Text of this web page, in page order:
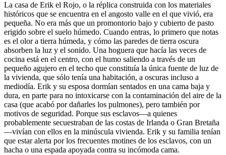
La casa de Erik el Rojo, o la réplica construida con los materiales
históricos que se encuentra en el angosto valle en el que vivió, era
pequeña. No era más que un promontorio bajo y cubierto de pasto
erigido sobre el suelo húmedo. Cuando entras, lo primero que notas
es el olor a tierra húmeda, y cómo las paredes de tierra oscura
absorben la luz y el sonido. Una hoguera que hacía las veces de
cocina está en el centro, con el humo saliendo a través de un
pequeño agujero en el techo que constituía la única fuente de luz de
la vivienda, que sólo tenía una habitación, a oscuras incluso a
mediodía. Erik y su esposa dormían sentados en una cama baja y
dura, en parte para no intoxicarse con la contaminación del aire de la
casa (que acabó por dañarles los pulmones), pero también por
motivos de seguridad. Porque sus esclavos—a quienes
probablemente secuestraban de las costas de Irlanda o Gran Bretaña
—vivían con ellos en la minúscula vivienda. Erik y su familia tenían
que estar alerta por los frecuentes motines de los esclavos, con un
hacha o una espada apoyada contra su incómoda cama.